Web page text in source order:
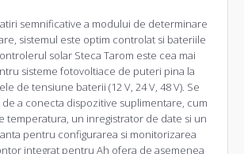
semnificative a modului de determinare
sistemul este optim controlat si bateriile
solar Steca Tarom este cea mai
sisteme fotovoltiace de puteri pina la
de tensiune baterii (12 V, 24 V, 48 V). Se
a conecta dispozitive suplimentare, cum
temperatura, un inregistrator de date si un
pentru configurarea si monitorizarea
integrat pentru Ah ofera de asemenea